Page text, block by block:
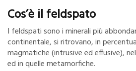
Cos’è il feldspato
I feldspati sono i minerali più
continentale, si ritrovano, in
magmatiche (intrusive ed effusive),
ed in quelle metamorfiche.